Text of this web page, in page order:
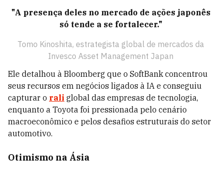
"A presença deles no mercado de ações japonês
só tende a se fortalecer."
Tomo Kinoshita, estrategista global de mercados da
Invesco Asset Management Japan
Ele detalhou à Bloomberg que o SoftBank concentrou
seus recursos em negócios ligados à IA e conseguiu
capturar o rali global das empresas de tecnologia,
enquanto a Toyota foi pressionada pelo cenário
macroeconômico e pelos desafios estruturais do setor
automotivo.
Otimismo na Ásia